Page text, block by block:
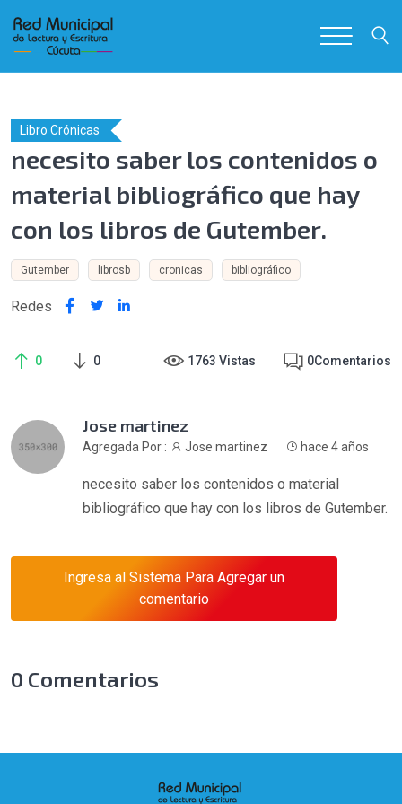
Libro Crónicas
necesito saber los contenidos o
material bibliográfico que hay
con los libros de Gutember.
Gutember librosb cronicas bibliográfico
Redes
0 0 1763 Vistas 0Comentarios
Jose martinez
Agregada Por : Jose martinez hace 4 años
necesito saber los contenidos o material
bibliográfico que hay con los libros de Gutember.
Ingresa al Sistema Para Agregar un
comentario
0 Comentarios